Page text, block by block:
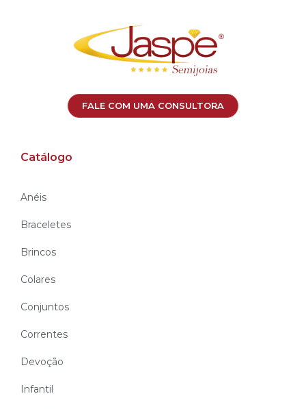
FALE COM UMA CONSULTORA
Catálogo
Anéis
Braceletes
Brincos
Colares
Conjuntos
Correntes
Devoção
Infantil